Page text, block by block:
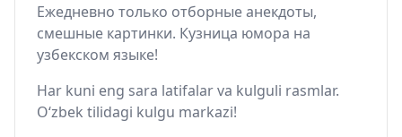
Ежедневно только отборные анекдоты,
смешные картинки. Кузница юмора на
узбекском языке!
Har kuni eng sara latifalar va kulguli rasmlar.
O‘zbek tilidagi kulgu markazi!